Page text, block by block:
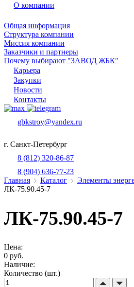
О компании
Общая информация
Структура компании
Миссия компании
Заказчики и партнеры
Почему выбирают "ЗАВОД ЖБК"
Карьера
Закупки
Новости
Контакты
gbkstroy@yandex.ru
г. Санкт-Петербург
8 (812) 320-86-87
8 (904) 636-77-23
Главная
Каталог Элементы
ЛК-75.90.45-7
ЛК-75.90.45-7
Цена:
0 руб.
Наличие:
Количество (шт.)